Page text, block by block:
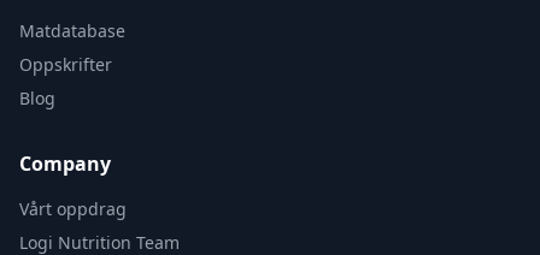
Matdatabase
Oppskrifter
Blog
Company
Vårt oppdrag
Logi Nutrition Team